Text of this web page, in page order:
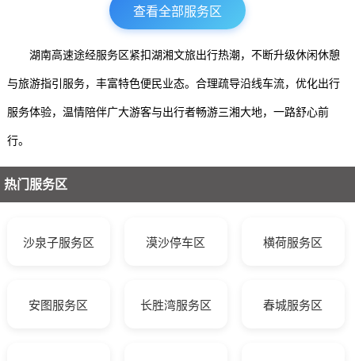
查看全部服务区
湖南高速途经服务区紧扣湖湘文旅出行热潮，不断升级休闲休憩
与旅游指引服务，丰富特色便民业态。合理疏导沿线车流，优化出行
服务体验，温情陪伴广大游客与出行者畅游三湘大地，一路舒心前
行。
热门服务区
沙泉子服务区 漠沙停车区 横荷服务区
安图服务区 长胜湾服务区 春城服务区